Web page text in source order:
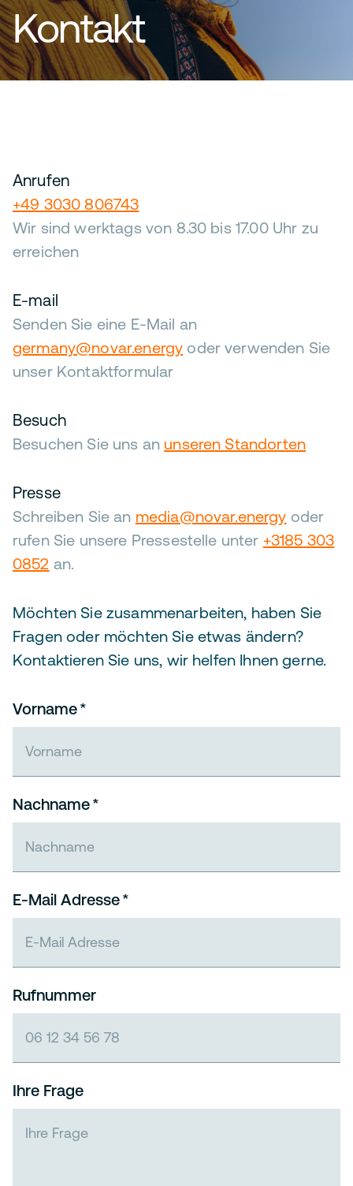
Kontakt
Möchten Sie zusammenarbeiten, haben Sie
Fragen oder möchten Sie etwas ändern?
Kontaktieren Sie uns, wir helfen Ihnen gerne.
Vorname*
Nachname*
E-Mail Adresse*
Rufnummer
Ihre Frage
Anrufen
+49 3030 806743
Wir sind werktags von 8.30 bis 17.00 Uhr zu
erreichen
E-mail
Senden Sie eine E-Mail an
germany@novar.energy oder verwenden Sie
unser Kontaktformular
Besuch
Besuchen Sie uns an unseren Standorten
Presse
Schreiben Sie an media@novar.energy oder
rufen Sie unsere Pressestelle unter +3185 303
0852 an.